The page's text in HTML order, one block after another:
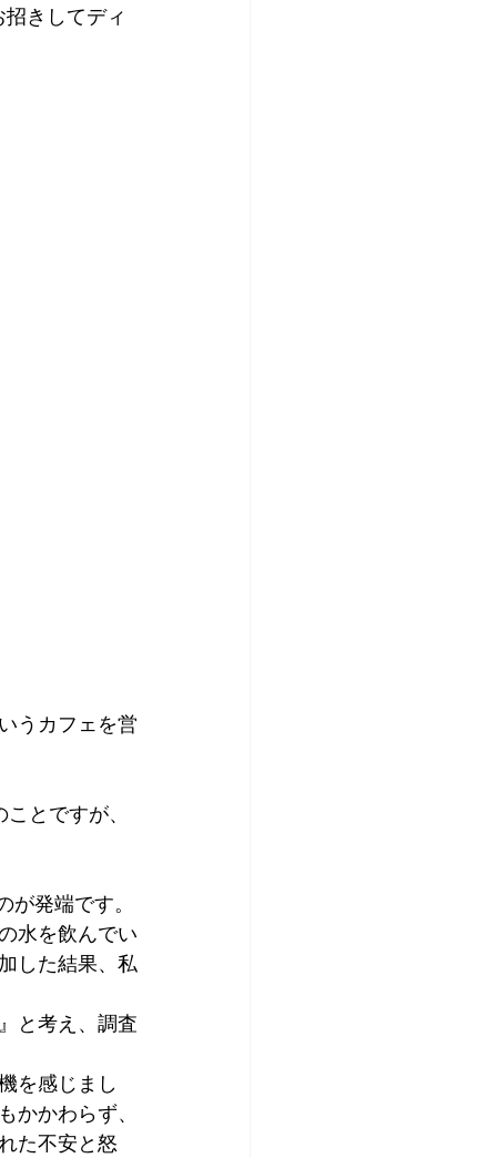
きしてディ
うカフェを営
とですが、
発端です。
水を飲んでい
した結果、私
と考え、調査
を感じまし
かかわらず、
た不安と怒